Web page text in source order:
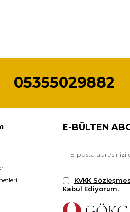
05355029882
E-BÜLTEN
KVKK
Kabul Ediyorum.